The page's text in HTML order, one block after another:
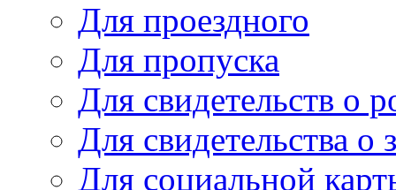
Для проездного
Для пропуска
Для свидетельств о
Для свидетельства о
Для социальной